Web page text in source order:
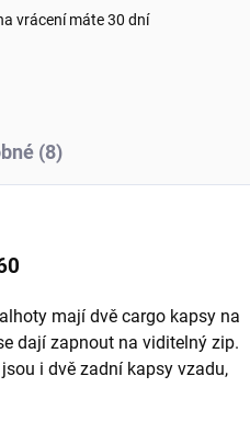
vrácení máte 30 dní
(8)
mají dvě cargo kapsy na
dají zapnout na viditelný zip.
i dvě zadní kapsy vzadu,